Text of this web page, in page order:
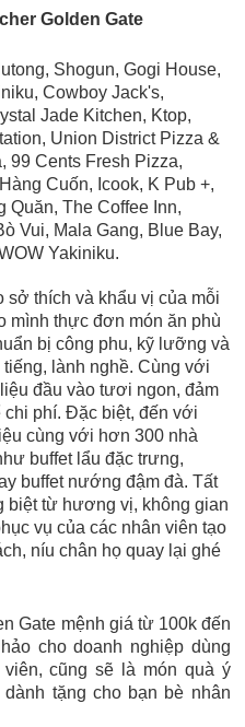
Golden Gate
Shogun, Gogi House,
Cowboy Jack's,
Jade Kitchen, Ktop,
Union District Pizza &
99 Cents Fresh Pizza,
Cuốn, Icook, K Pub +,
Quăn, The Coffee Inn,
Vui, Mala Gang, Blue Bay,
Yakiniku.
sở thích và khẩu vị của mỗi
mình thực đơn món ăn phù
bị công phu, kỹ lưỡng và
lành nghề. Cùng với
đầu vào tươi ngon, đảm
chi phí. Đặc biệt, đến với
cùng với hơn 300 nhà
buffet lẩu đặc trưng,
buffet nướng đậm đà. Tất
biệt từ hương vị, không gian
vụ của các nhân viên tạo
níu chân họ quay lại ghé
Gate mệnh giá từ 100k đến
cho doanh nghiệp dùng
cũng sẽ là món quà ý
tặng cho bạn bè nhân